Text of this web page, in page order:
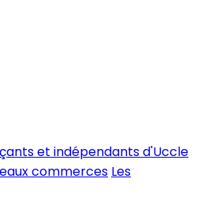
et indépendants d'Uccle
commerces Les